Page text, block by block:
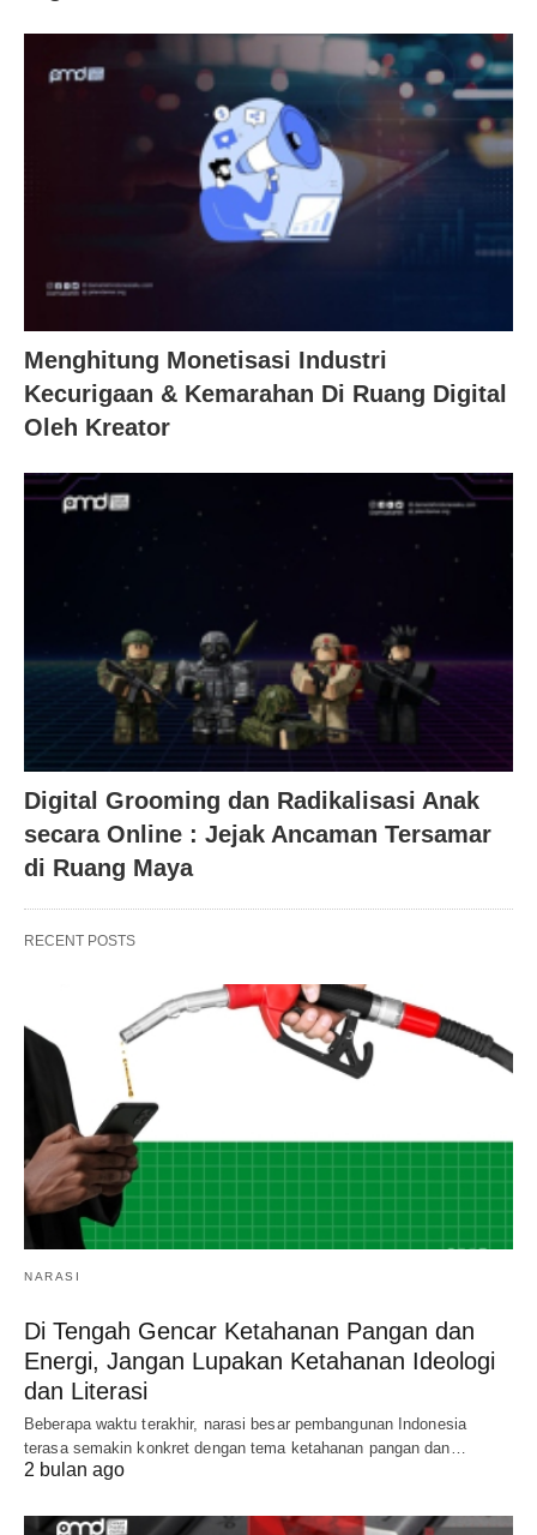
Menghitung Monetisasi Industri
Kecurigaan & Kemarahan Di Ruang Digital
Oleh Kreator
Digital Grooming dan Radikalisasi Anak
secara Online : Jejak Ancaman Tersamar
di Ruang Maya
RECENT POSTS
NARASI
Di Tengah Gencar Ketahanan Pangan dan
Energi, Jangan Lupakan Ketahanan Ideologi
dan Literasi
Beberapa waktu terakhir, narasi besar pembangunan Indonesia
terasa semakin konkret dengan tema ketahanan pangan dan…
2 bulan ago